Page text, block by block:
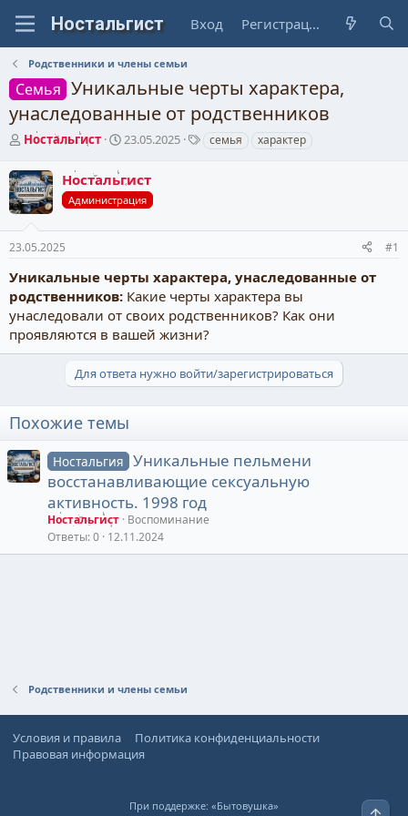
Вход Регистрация
Родственники и члены семьи
Семья Уникальные черты характера,
унаследованные от родственников
А
т
о
р
м
Ностальгист
Д
а
н
ч
а
23.05.2025 семья характер
Ностальгист
Администрация
23.05.2025 #1
Уникальные черты характера, унаследованные от
родственников: Какие черты характера вы
унаследовали от своих родственников? Как они
проявляются в вашей жизни?
Для ответа нужно войти/зарегистрироваться
Похожие темы
Ностальгия Уникальные пельмени
восстанавливающие сексуальную
активность. 1998 год
Ностальгист Воспоминание
Ответы 0 12.11.2024
Родственники и члены семьи
Условия и правила
Политика конфиденциальности
Правовая информация
При поддержке: «Бытовушка»